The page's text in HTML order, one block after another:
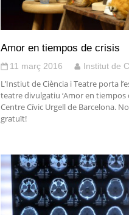
Amor en tiempos de crisis
11 març 2016 Institut de
L’Instiut de Ciència i Teatre porta
teatre divulgatiu ‘Amor en tiempos
Centre Cívic Urgell de Barcelona.
gratuït!